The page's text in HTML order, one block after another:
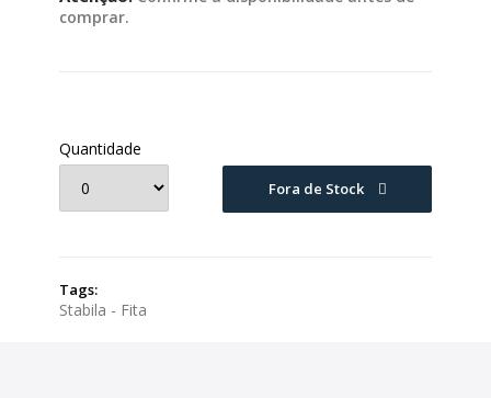
comprar.
Quantidade
Fora de Stock
Tags:
Stabila - Fita